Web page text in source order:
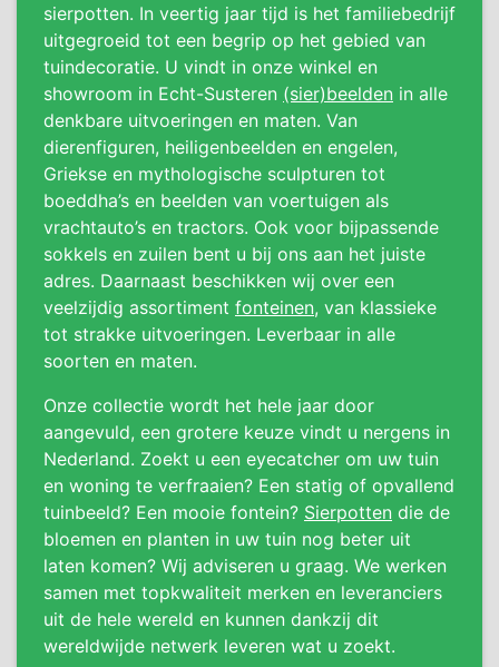
sierpotten. In veertig jaar tijd is het familiebedrijf
uitgegroeid tot een begrip op het gebied van
tuindecoratie. U vindt in onze winkel en
showroom in Echt-Susteren (sier)beelden in alle
denkbare uitvoeringen en maten. Van
dierenfiguren, heiligenbeelden en engelen,
Griekse en mythologische sculpturen tot
boeddha’s en beelden van voertuigen als
vrachtauto’s en tractors. Ook voor bijpassende
sokkels en zuilen bent u bij ons aan het juiste
adres. Daarnaast beschikken wij over een
veelzijdig assortiment fonteinen, van klassieke
tot strakke uitvoeringen. Leverbaar in alle
soorten en maten.
Onze collectie wordt het hele jaar door
aangevuld, een grotere keuze vindt u nergens in
Nederland. Zoekt u een eyecatcher om uw tuin
en woning te verfraaien? Een statig of opvallend
tuinbeeld? Een mooie fontein? Sierpotten die de
bloemen en planten in uw tuin nog beter uit
laten komen? Wij adviseren u graag. We werken
samen met topkwaliteit merken en leveranciers
uit de hele wereld en kunnen dankzij dit
wereldwijde netwerk leveren wat u zoekt.